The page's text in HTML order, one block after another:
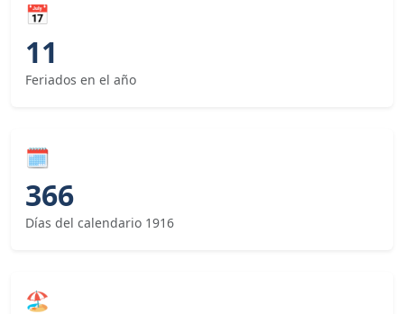
📅
11
Feriados en el año
🗓
366
Días del calendario 1916
🏖